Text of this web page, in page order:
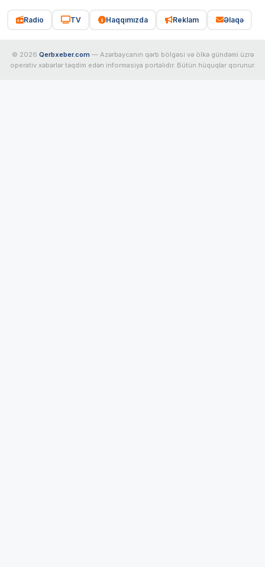
Radio TV Haqqımızda Reklam Əlaqə
© 2026 Qerbxeber.com — Azərbaycanın qərb bölgəsi və ölkə gündəmi üzrə
operativ xəbərlər təqdim edən informasiya portalıdır. Bütün hüquqlar qorunur.